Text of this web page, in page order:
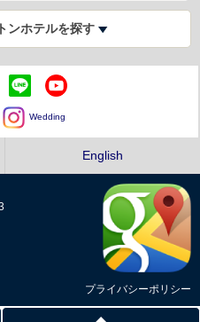
ンホテルを探す
Wedding
English
プライバシーポリシー